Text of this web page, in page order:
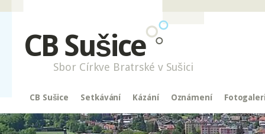
CB Sušice
Sbor Církve Bratrské v Sušici
CB Sušice Setkávání Kázání Oznámení